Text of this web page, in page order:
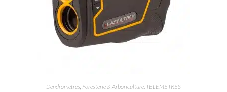
Dendromètres, Foresterie & Arboriculture, TELEMETRES